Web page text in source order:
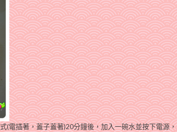
(電插著，蓋子蓋著)20分鐘後，加入一碗水並按下電源，